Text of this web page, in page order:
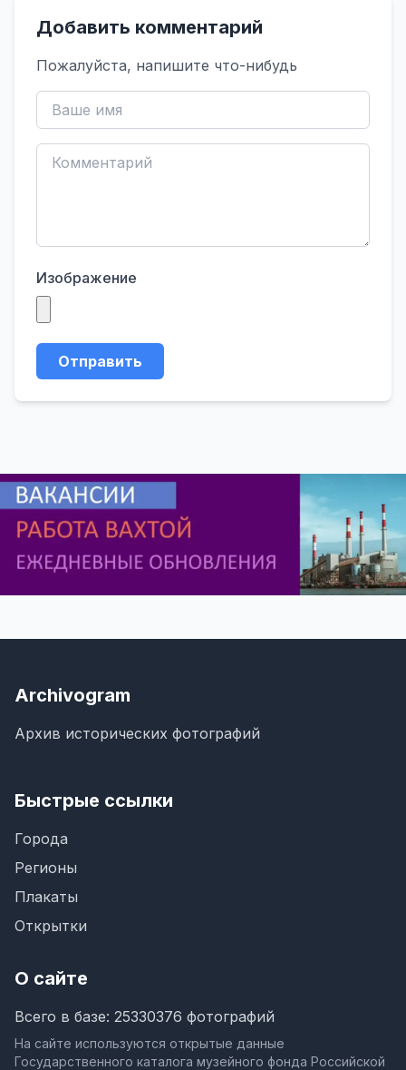
Добавить комментарий
Пожалуйста, напишите что-нибудь
Изображение
Отправить
Archivogram
Архив исторических фотографий
Быстрые ссылки
Города
Регионы
Плакаты
Открытки
О сайте
Всего в базе: 25330376 фотографий
На сайте используются открытые данные
Государственного каталога музейного фонда Российской